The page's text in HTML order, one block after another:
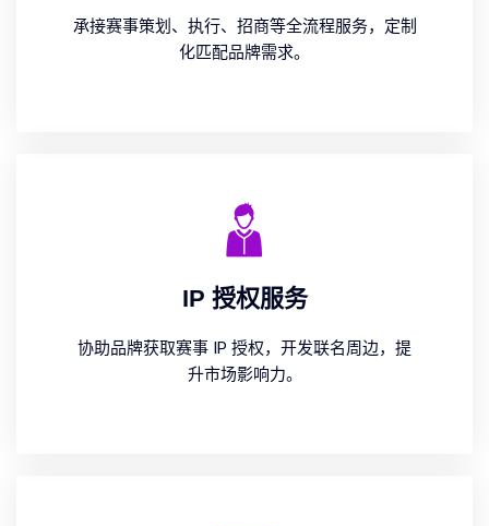
承接赛事策划、执行、招商等全流程服务，定制
化匹配品牌需求。
IP 授权服务
协助品牌获取赛事 IP 授权，开发联名周边，提
升市场影响力。